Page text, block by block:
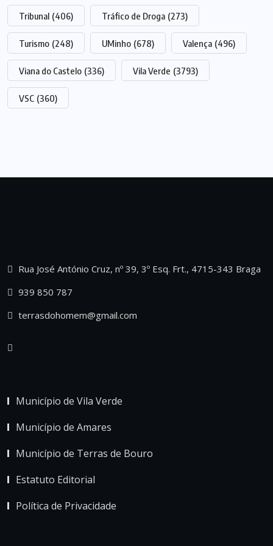
Tribunal (406) Tráfico de Droga (273)
Turismo (248) UMinho (678) Valença (496)
Viana do Castelo (336) Vila Verde (3793)
VSC (360)
Rua José António Cruz, nº 39, 3º Esq. Frt., 4715-343 Braga
939 850 787
terrasdohomem@gmail.com
Município de Vila Verde
Município de Amares
Município de Terras de Bouro
Estatuto Editorial
Política de Privacidade